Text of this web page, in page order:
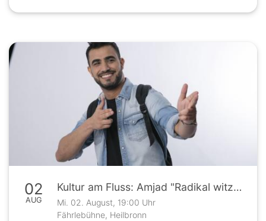
02
AUG
Kultur am Fluss: Amjad "Radikal witzig"
Mi. 02. August, 19:00 Uhr
Fährlebühne, Heilbronn